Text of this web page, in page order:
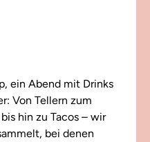
ein Abend mit Drinks
Von Tellern zum
hin zu Tacos – wir
bei denen